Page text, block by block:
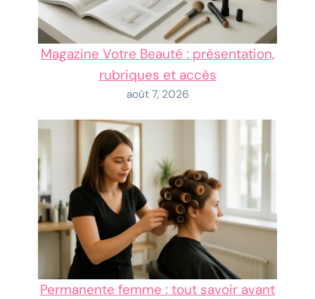
Magazine Votre Beauté : présentation,
rubriques et accès
août 7, 2026
Permanente femme : tout savoir avant